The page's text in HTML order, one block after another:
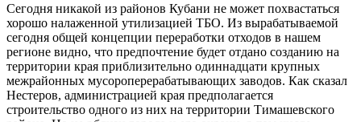
Сегодня никакой из районов Кубани не может похвастаться
хорошо налаженной утилизацией ТБО. Из вырабатываемой
сегодня общей концепции переработки отходов в нашем
регионе видно, что предпочтение будет отдано созданию на
территории края приблизительно одиннадцати крупных
межрайонных мусороперерабатывающих заводов. Как сказал
Нестеров, администрацией края предполагается
строительство одного из них на территории Тимашевского